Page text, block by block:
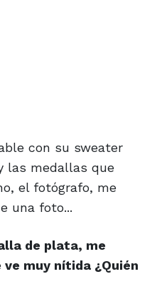
con su sweater
las medallas que
el fotógrafo, me
una foto...
de plata, me
muy nítida ¿Quién